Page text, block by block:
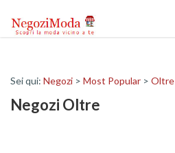
Sei qui: Negozi > Most Popular > Oltre
Negozi Oltre